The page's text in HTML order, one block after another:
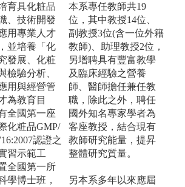
育具化粧品
、技術開發
用專業人才
並培養「化
發展、化粧
檢驗分析、
用與經營管
為教育目
全國第一座
化粧品GMP/
認證之
習示範工
全國第一所
學博士班，
本系專任教師共19
位，其中教授14位、
副教授3位(含一位外籍
教師)、助理教授2位，
另增聘具有豐富教學
及臨床經驗之營養
師、醫師擔任兼任教
職，除此之外，聘任
國外知名專家學者為
客座教授，結合現有
教師研究能量，提昇
整體研究質量。
另本系多年以來應屆